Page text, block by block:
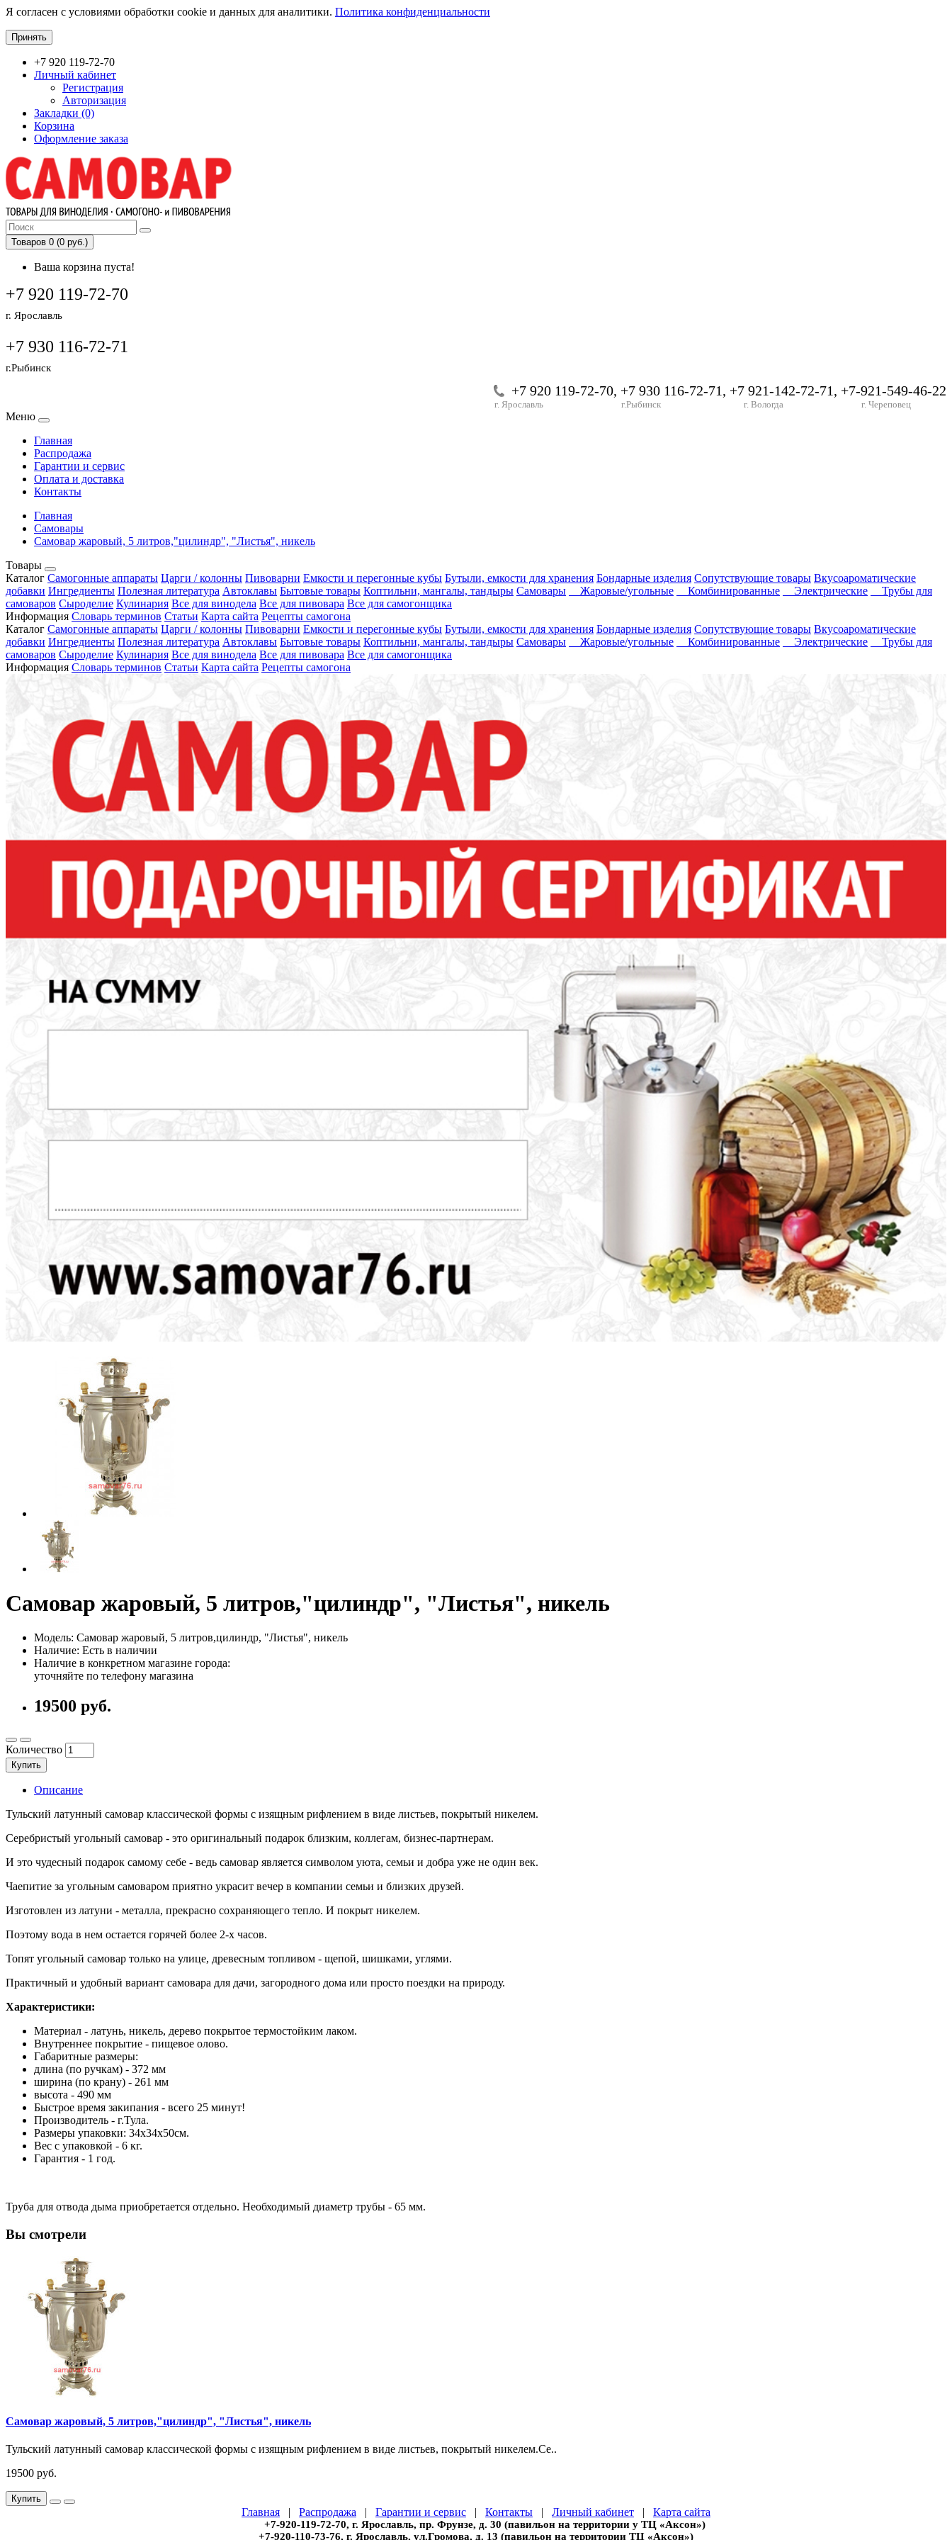
Я согласен с условиями обработки cookie и данных для аналитики. Политика конфиденциальности
Принять
+7 920 119-72-70
Личный кабинет
Регистрация
Авторизация
Закладки (0)
Корзина
Оформление заказа
Товаров 0 (0 руб.)
Ваша корзина пуста!
+7 920 119-72-70
г. Ярославль
+7 930 116-72-71
г.Рыбинск
+7 920 119-72-70, +7 930 116-72-71, +7 921-142-72-71, +7-921-549-46-22
г. Ярославль г.Рыбинск г. Вологда г. Череповец
Меню
Главная
Распродажа
Гарантии и сервис
Оплата и доставка
Контакты
Главная
Самовары
Самовар жаровый, 5 литров,"цилиндр", "Листья", никель
Товары
Каталог Самогонные аппараты Царги / колонны Пивоварни Емкости и перегонные кубы Бутыли, емкости для хранения Бондарные изделия Сопутствующие товары Вкусоароматические
добавки Ингредиенты Полезная литература Автоклавы Бытовые товары Коптильни, мангалы, тандыры Самовары Жаровые/угольные Комбинированные Электрические
Трубы для
самоваров Сыроделие Кулинария Все для винодела Все для пивовара Все для самогонщика
Информация Словарь терминов Статьи Карта сайта Рецепты самогона
Каталог Самогонные аппараты Царги / колонны Пивоварни Емкости и перегонные кубы Бутыли, емкости для хранения Бондарные изделия Сопутствующие товары Вкусоароматические
добавки Ингредиенты Полезная литература Автоклавы Бытовые товары Коптильни, мангалы, тандыры Самовары Жаровые/угольные Комбинированные Электрические
Трубы для
самоваров Сыроделие Кулинария Все для винодела Все для пивовара Все для самогонщика
Информация Словарь терминов Статьи Карта сайта Рецепты самогона
Самовар жаровый, 5 литров,"цилиндр", "Листья", никель
Модель: Самовар жаровый, 5 литров,цилиндр, "Листья", никель
Наличие: Есть в наличии
Наличие в конкретном магазине города:
уточняйте по телефону магазина
19500 руб.
Количество
Купить
Описание
Тульский латунный самовар классической формы с изящным рифлением в виде листьев, покрытый никелем.
Серебристый угольный самовар - это оригинальный подарок близким, коллегам, бизнес-партнерам.
И это чудесный подарок самому себе - ведь самовар является символом уюта, семьи и добра уже не один век.
Чаепитие за угольным самоваром приятно украсит вечер в компании семьи и близких друзей.
Изготовлен из латуни - металла, прекрасно сохраняющего тепло. И покрыт никелем.
Поэтому вода в нем остается горячей более 2-х часов.
Топят угольный самовар только на улице, древесным топливом - щепой, шишками, углями.
Практичный и удобный вариант самовара для дачи, загородного дома или просто поездки на природу.
Характеристики:
Материал - латунь, никель, дерево покрытое термостойким лаком.
Внутреннее покрытие - пищевое олово.
Габаритные размеры:
длина (по ручкам) - 372 мм
ширина (по крану) - 261 мм
высота - 490 мм
Быстрое время закипания - всего 25 минут!
Производитель - г.Тула.
Размеры упаковки: 34x34x50см.
Вес с упаковкой - 6 кг.
Гарантия - 1 год.
Труба для отвода дыма приобретается отдельно. Необходимый диаметр трубы - 65 мм.
Вы смотрели
Самовар жаровый, 5 литров,"цилиндр", "Листья", никель
Тульский латунный самовар классической формы с изящным рифлением в виде листьев, покрытый никелем.Се..
19500 руб.
Купить
Главная | Распродажа | Гарантии и сервис | Контакты | Личный кабинет | Карта сайта
+7-920-119-72-70, г. Ярославль, пр. Фрунзе, д. 30 (павильон на территории у ТЦ «Аксон»)
+7-920-110-73-76, г. Ярославль, ул.Громова, д. 13 (павильон на территории ТЦ «Аксон»)